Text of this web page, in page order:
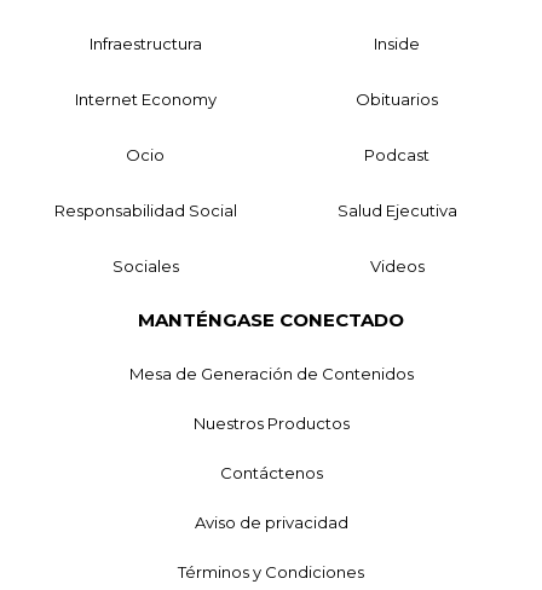
Infraestructura Inside
Internet Economy Obituarios
Ocio Podcast
Responsabilidad Social Salud Ejecutiva
Sociales Videos
MANTÉNGASE CONECTADO
Mesa de Generación de Contenidos
Nuestros Productos
Contáctenos
Aviso de privacidad
Términos y Condiciones